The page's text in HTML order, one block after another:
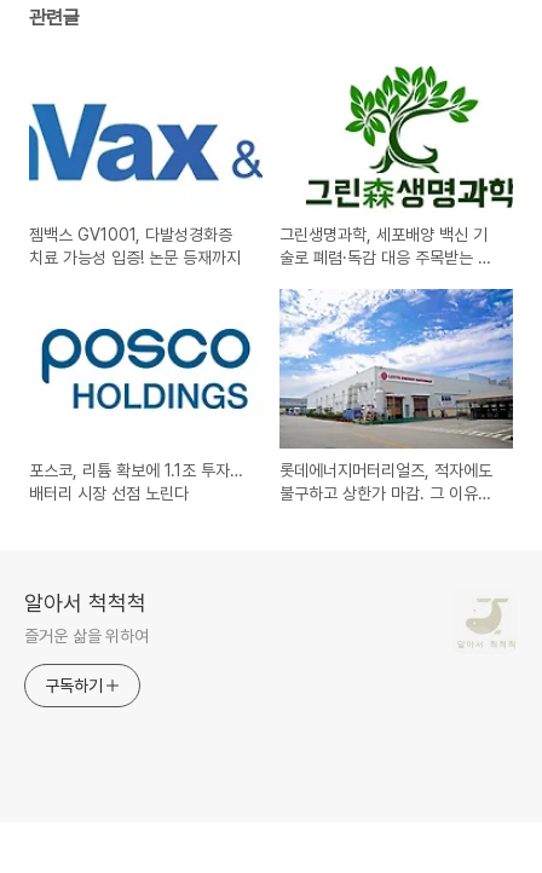
관련글
젬백스 GV1001, 다발성경화증
치료 가능성 입증! 논문 등재까지
그린생명과학, 세포배양 백신 기
술로 폐렴·독감 대응 주목받는 이
포스코, 리튬 확보에 1.1조 투자…
배터리 시장 선점 노린다
롯데에너지머터리얼즈, 적자에도
불구하고 상한가 마감. 그 이유
알아서 척척척
즐거운 삶을 위하여
구독하기